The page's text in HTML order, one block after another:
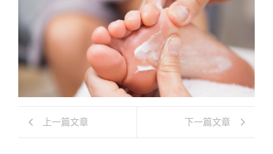
上一篇文章 下一篇文章